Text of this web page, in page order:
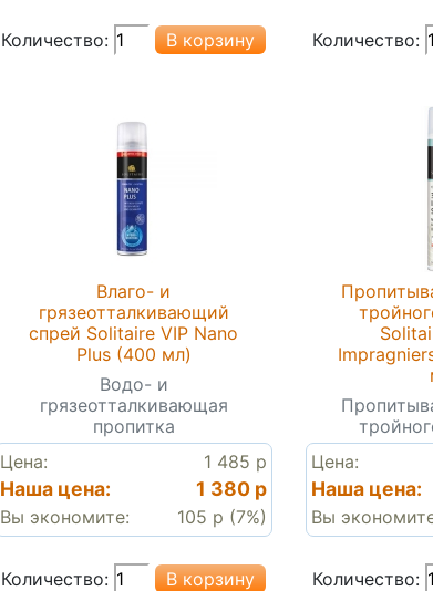
Количество: Количество:
Влаго- и
грязеотталкивающий
спрей Solitaire VIP Nano
Plus (400 мл)
Водо- и
грязеотталкивающая
пропитка
Цена:
1 485 р
Наша цена: 1 380 р
Вы экономите: 105 р (7%)
Количество:
Цена:
Наша цена:
Вы
Количество: